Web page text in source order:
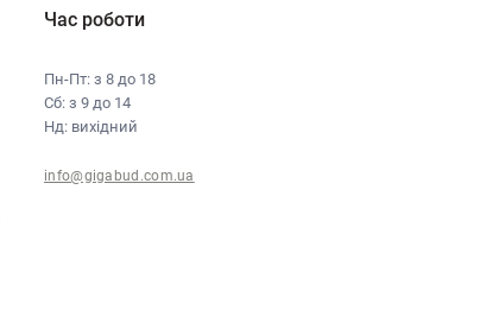
Час роботи
Пн-Пт: з 8 до 18
Сб: з 9 до 14
Нд: вихідний
info@gigabud.com.ua